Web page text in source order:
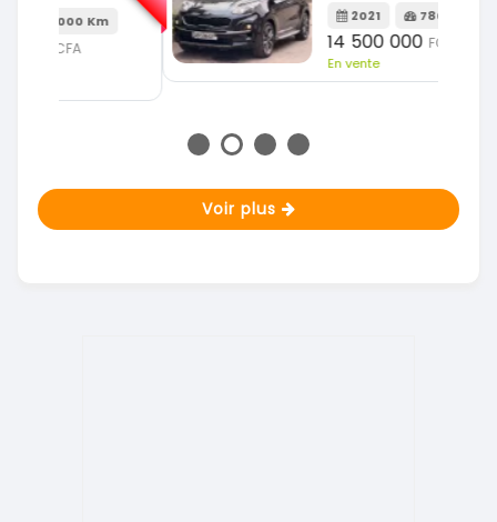
2021 78000 Km
14 500 000 FCFA
En vente
Voir plus